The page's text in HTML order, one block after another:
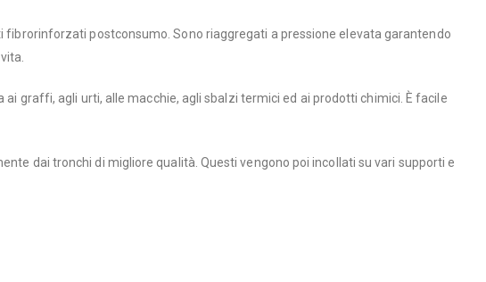
postconsumo. Sono riaggregati a pressione elevata garantendo
graffi, agli urti, alle macchie, agli sbalzi termici ed ai prodotti chimici. È facile
dai tronchi di migliore qualità. Questi vengono poi incollati su vari supporti e